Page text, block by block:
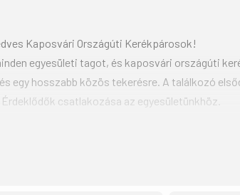
Kaposvári Országúti Kerékpárosok!
egyesületi tagot, és kaposvári országúti
egy hosszabb közös tekerésre. A találkozó
csatlakozása az egyesületünkhöz.
aktuális beszámolók